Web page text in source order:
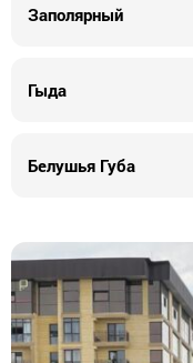
Заполярный
Гыда
Белушья Губа